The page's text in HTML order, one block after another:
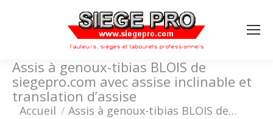
Assis à genoux-tibias BLOIS de
siegepro.com avec assise inclinable et
translation d’assise
Vous êtes ici :
Accueil Assis à genoux-tibias BLOIS de…